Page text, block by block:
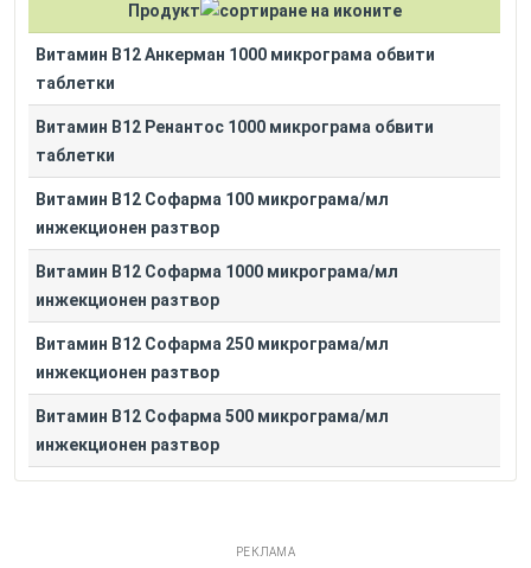
Продукт
Витамин B12 Анкерман 1000 микрограма обвити
таблетки
Витамин B12 Ренантос 1000 микрограма обвити
таблетки
Витамин B12 Софарма 100 микрограма/мл
инжекционен разтвор
Витамин B12 Софарма 1000 микрограма/мл
инжекционен разтвор
Витамин B12 Софарма 250 микрограма/мл
инжекционен разтвор
Витамин B12 Софарма 500 микрограма/мл
инжекционен разтвор
РЕКЛАМА